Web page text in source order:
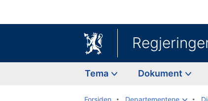
Tema Dokument
Forsiden Departementene